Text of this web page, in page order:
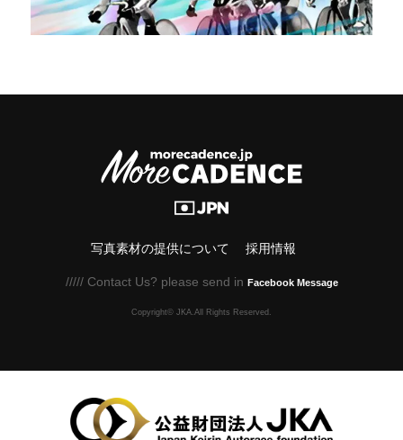
写真素材の提供について 採用情報
///// Contact Us? please send in Facebook Message
Copyright© JKA.All Rights Reserved.